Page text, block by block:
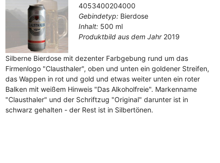
4053400204000
Gebindetyp: Bierdose
Inhalt:500 ml
Produktbild aus dem Jahr 2019
Silberne Bierdose mit dezenter Farbgebung rund um das
Firmenlogo "Clausthaler", oben und unten ein goldener Streifen,
das Wappen in rot und gold und etwas weiter unten ein roter
Balken mit weißem Hinweis "Das Alkoholfreie". Markenname
"Clausthaler" und der Schriftzug "Original" darunter ist in
schwarz gehalten - der Rest ist in Silbertönen.